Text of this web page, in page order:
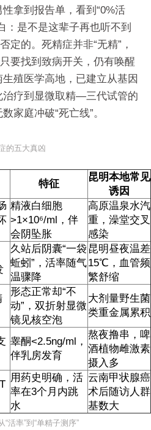
拿到报告单，看到“0%活
：是不是这辈子再也听不到
定的。死精症并非“无精”，
要找到致病开关，仍有唤醒
殖医学高地，已建立从基因
治疗到显微取精—三代试管的
家庭冲破“死亡线”。
的五大真凶
特征
昆明本地常见
诱因
精液白细胞
>1×10⁶/ml，伴
会阴坠胀
高原温泉水汽
重，澡堂交叉
感染
久站后阴囊“一袋
蚯蚓”，活率随气
温骤降
昆明昼夜温差
15℃，血管频
繁舒缩
形态正常却“不
动”，双折射显微
镜见核空泡
大剂量野生菌
类重金属累积
睾酮<2.5ng/ml，
伴乳房发育
熬夜撸串，啤
酒植物雌激素
摄入多
用药史明确，活
率在3个月内跳
水
云南甲状腺癌
术后随访人群
基数大
活率”到“单精子测序”